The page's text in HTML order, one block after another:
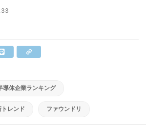
導体企業ランキング
レンド ファウンドリ